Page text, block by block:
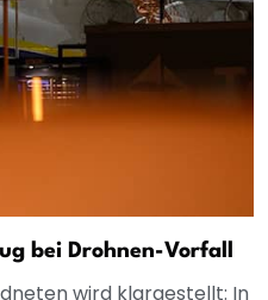
bei Drohnen-Vorfall
wird klargestellt: In